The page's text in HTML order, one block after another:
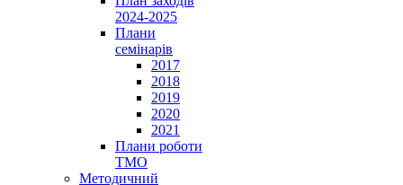
2024-2025
Плани
семінарів
2017
2018
2019
2020
2021
Плани роботи
ТМО
Методичний